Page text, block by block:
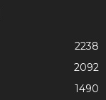
2238
2092
1490